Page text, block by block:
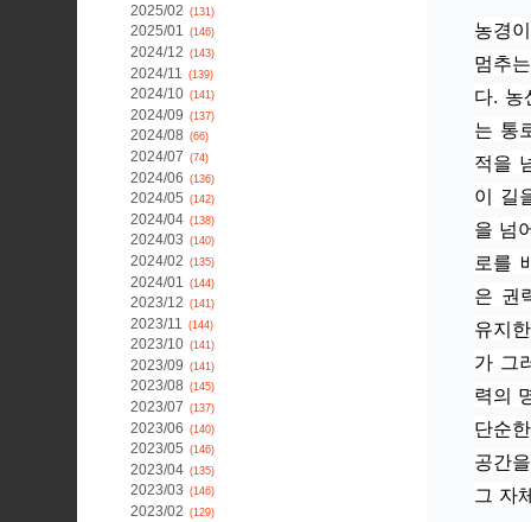
농경
멈추
다. 농
는 통
적을
이 길
을 넘
로를
은 권
유지
가 그
력의
단순
공간
그 자
2025/02 (131)
2025/01 (146)
2024/12 (143)
2024/11 (139)
2024/10 (141)
2024/09 (137)
2024/08 (66)
2024/07 (74)
2024/06 (136)
2024/05 (142)
2024/04 (138)
2024/03 (140)
2024/02 (135)
2024/01 (144)
2023/12 (141)
2023/11 (144)
2023/10 (141)
2023/09 (141)
2023/08 (145)
2023/07 (137)
2023/06 (140)
2023/05 (146)
2023/04 (135)
2023/03 (146)
2023/02 (129)